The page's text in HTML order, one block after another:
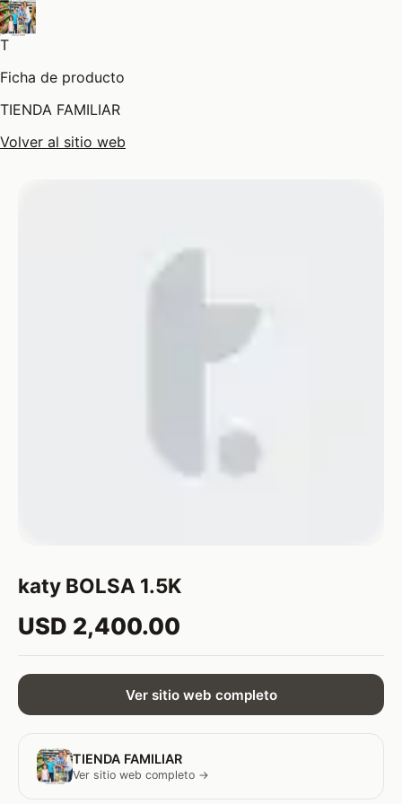
T
Ficha de producto
TIENDA FAMILIAR
Volver al sitio web
katy BOLSA 1.5K
USD 2,400.00
Ver sitio web completo
TIENDA FAMILIAR
Ver sitio web completo →